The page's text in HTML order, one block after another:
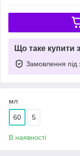
Що таке купити
Замовлення під
мл
60 5
В наявності